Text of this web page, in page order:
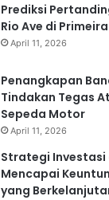
Prediksi
Rio Ave di
April 11, 2026
Penangkapan
Tindakan Tegas
Sepeda Motor
April 11, 2026
Strategi Investasi
Mencapai
yang